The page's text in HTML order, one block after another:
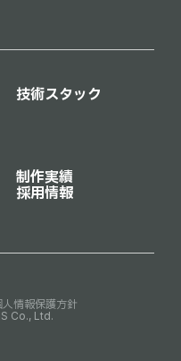
技術スタック
制作実績
採用情報
人情報保護方針
Co., Ltd.